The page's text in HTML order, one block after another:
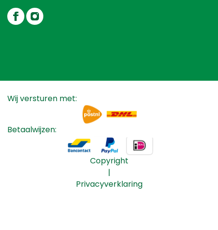
Wij versturen met:
Betaalwijzen:
Copyright
|
Privacyverklaring